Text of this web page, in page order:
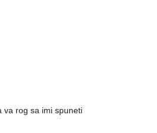
va rog sa imi spuneti